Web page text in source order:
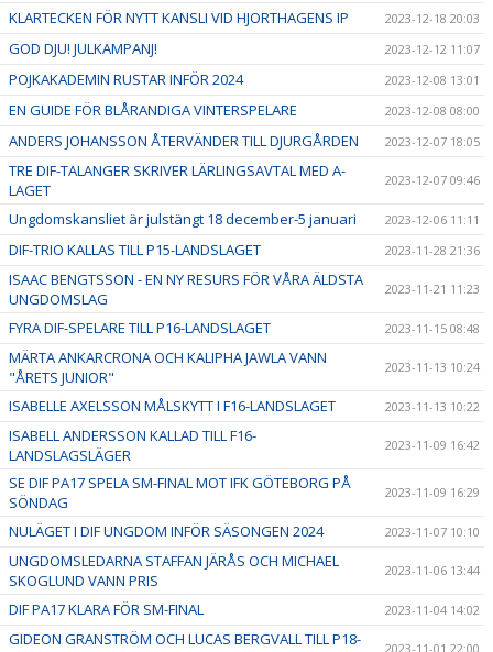
KLARTECKEN FÖR NYTT KANSLI VID HJORTHAGENS IP 2023-12-18 20:03
GOD DJU! JULKAMPANJ! 2023-12-12 11:07
POJKAKADEMIN RUSTAR INFÖR 2024 2023-12-08 13:01
EN GUIDE FÖR BLÅRANDIGA VINTERSPELARE 2023-12-08 08:00
ANDERS JOHANSSON ÅTERVÄNDER TILL DJURGÅRDEN 2023-12-07 18:05
TRE DIF-TALANGER SKRIVER LÄRLINGSAVTAL MED A-
LAGET
2023-12-07 09:46
Ungdomskansliet är julstängt 18 december-5 januari 2023-12-06 11:11
DIF-TRIO KALLAS TILL P15-LANDSLAGET 2023-11-28 21:36
ISAAC BENGTSSON - EN NY RESURS FÖR VÅRA ÄLDSTA
UNGDOMSLAG
2023-11-21 11:23
FYRA DIF-SPELARE TILL P16-LANDSLAGET 2023-11-15 08:48
MÄRTA ANKARCRONA OCH KALIPHA JAWLA VANN
"ÅRETS JUNIOR"
2023-11-13 10:24
ISABELLE AXELSSON MÅLSKYTT I F16-LANDSLAGET 2023-11-13 10:22
ISABELL ANDERSSON KALLAD TILL F16-
LANDSLAGSLÄGER
2023-11-09 16:42
SE DIF PA17 SPELA SM-FINAL MOT IFK GÖTEBORG PÅ
SÖNDAG
2023-11-09 16:29
NULÄGET I DIF UNGDOM INFÖR SÄSONGEN 2024 2023-11-07 10:10
UNGDOMSLEDARNA STAFFAN JÄRÅS OCH MICHAEL
SKOGLUND VANN PRIS
2023-11-06 13:44
DIF PA17 KLARA FÖR SM-FINAL 2023-11-04 14:02
GIDEON GRANSTRÖM OCH LUCAS BERGVALL TILL P18-
2023-11-01 22:00